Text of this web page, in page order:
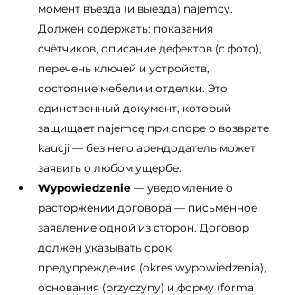
момент въезда (и выезда) najemcy.
Должен содержать: показания
счётчиков, описание дефектов (с фото),
перечень ключей и устройств,
состояние мебели и отделки. Это
единственный документ, который
защищает najemcę при споре о возврате
kaucji — без него арендодатель может
заявить о любом ущербе.
Wypowiedzenie — уведомление о
расторжении договора — письменное
заявление одной из сторон. Договор
должен указывать срок
предупреждения (okres wypowiedzenia),
основания (przyczyny) и форму (forma